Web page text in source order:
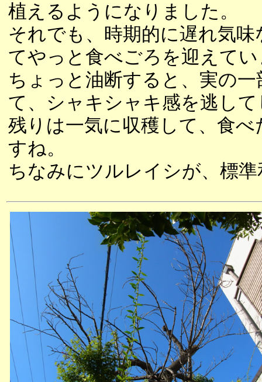
植えるようになりました。
それでも、時期的に遅れ気
てやっと食べごろを迎えて
ちょっと油断すると、実の
て、シャキシャキ感を逃し
残りは一気に収穫して、食
すね。
ちなみにツルレイシが、標